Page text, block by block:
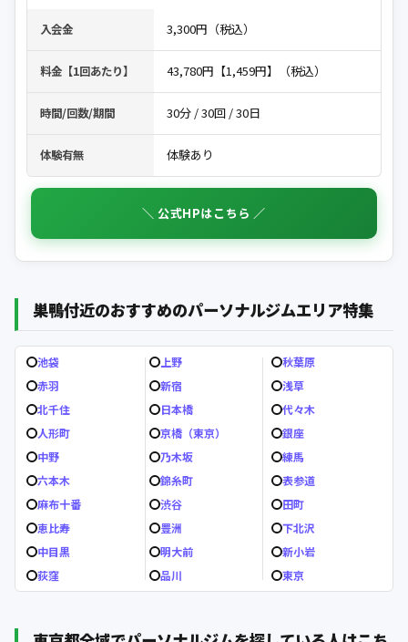
入会金 3,300円（税込）
料金【1回あたり】 43,780円【1,459円】（税込）
時間/回数/期間 30分 / 30回 / 30日
体験有無 体験あり
＼ 公式HPはこちら ／
巣鴨付近のおすすめのパーソナルジムエリア特集
池袋 上野
秋葉原
赤羽
新宿
浅草
北千住
日本橋
代々木
人形町
京橋（東京）
銀座
中野
乃木坂
練馬
六本木
錦糸町
表参道
麻布十番
渋谷
田町
恵比寿
豊洲
下北沢
中目黒
明大前
新小岩
荻窪
品川 東京